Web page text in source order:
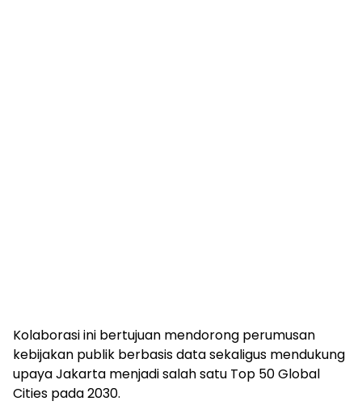
Kolaborasi ini bertujuan mendorong perumusan
kebijakan publik berbasis data sekaligus mendukung
upaya Jakarta menjadi salah satu Top 50 Global
Cities pada 2030.